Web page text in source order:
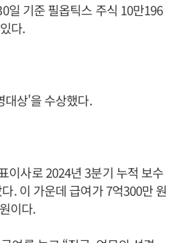
일 기준 필옵틱스 주식 10만196
다.
상'을 수상했다.
이사로 2024년 3분기 누적 보수
. 이 가운데 급여가 7억300만 원
이다.